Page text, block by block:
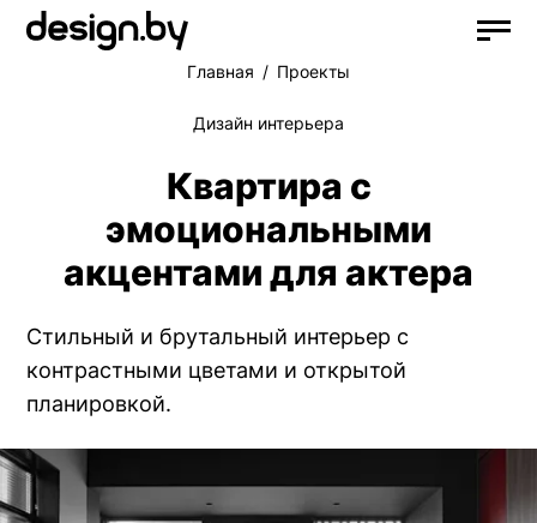
Главная Проекты
Дизайн интерьера
Квартира с
эмоциональными
акцентами для актера
Стильный и брутальный интерьер с
контрастными цветами и открытой
планировкой.